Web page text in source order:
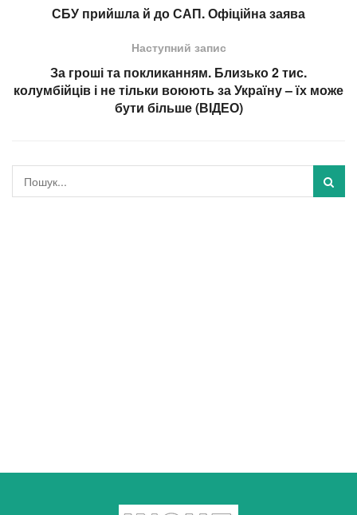
СБУ прийшла й до САП. Офіційна заява
Наступний запис
За гроші та покликанням. Близько 2 тис.
колумбійців і не тільки воюють за Україну – їх може
бути більше (ВІДЕО)